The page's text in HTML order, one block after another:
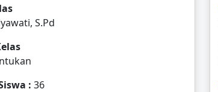
S.Pd
: 36